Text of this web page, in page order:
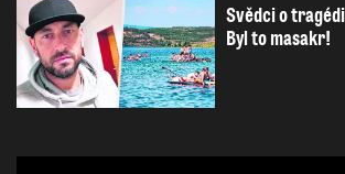
Svědci o
Byl to masakr!